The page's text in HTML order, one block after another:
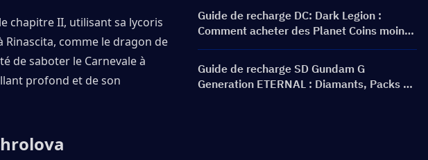
chapitre II, utilisant sa lycoris
comme le dragon de
de saboter le Carnevale à
profond et de son
Guide de recharge DC: Dark Legion :
Comment acheter des Planet Coins moins
cher et en toute sécurité
Guide de recharge SD Gundam G
Generation ETERNAL : Diamants, Packs de